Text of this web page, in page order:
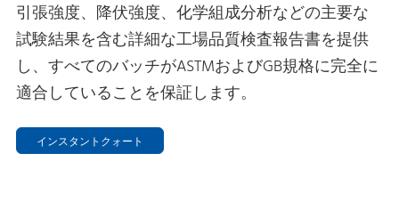
引張強度、降伏強度、化学組成分析などの主要な
試験結果を含む詳細な工場品質検査報告書を提供
し、すべてのバッチがASTMおよびGB規格に完全に
適合していることを保証します。
インスタントクォート